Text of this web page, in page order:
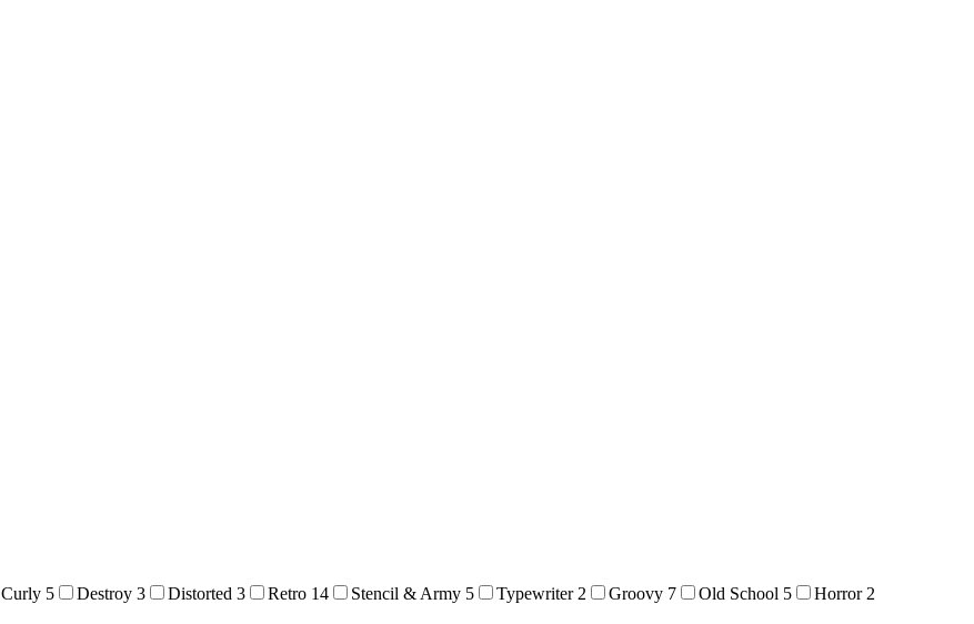
Curly 5 Destroy 3 Distorted 3 Retro 14 Stencil & Army 5 Typewriter 2 Groovy 7 Old School 5 Horror 2